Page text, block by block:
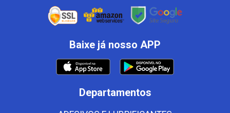
Baixe já nosso APP
Departamentos